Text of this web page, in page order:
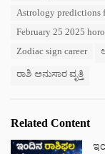
Astrology predictions
February 25 2025
Zodiac sign career
ರಾಶಿ ಅನುಸಾರ ವೃತ್ತಿ
Related Content